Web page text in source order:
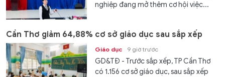
nghiệp đang mở thêm cơ hội việc...
Cần Thơ giảm 64,88% cơ sở giáo dục sau sắp xếp
Giáo dục 9 giờ trước
GD&TĐ - Trước sắp xếp, TP Cần Thơ
có 1.156 cơ sở giáo dục, sau sắp xếp